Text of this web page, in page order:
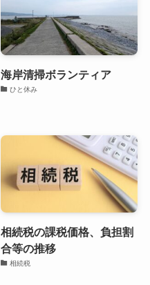
海岸清掃ボランティア
ひと休み
相続税の課税価格、負担割
合等の推移
相続税